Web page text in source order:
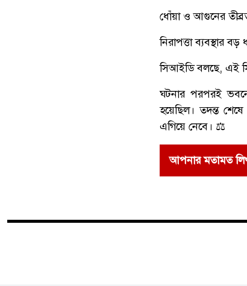
ধোঁয়া ও আগুনের
নিরাপত্তা ব্যবস্থার
সিআইডি বলছে, এই
ঘটনার পরপরই
হয়েছিল। তদন্ত
এগিয়ে নেবে। ⚖️
আপনার মতামত